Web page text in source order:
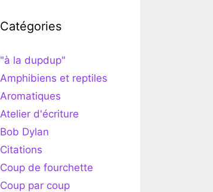
Catégories
"à la dupdup"
Amphibiens et reptiles
Aromatiques
Atelier d'écriture
Bob Dylan
Citations
Coup de fourchette
Coup par coup